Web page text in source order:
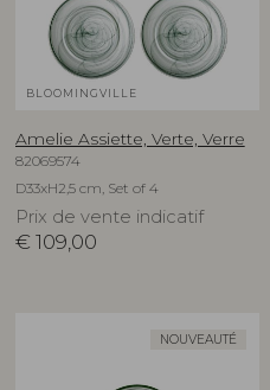
BLOOMINGVILLE
Amelie Assiette, Verte, Verre
82069574
D33xH2,5 cm, Set of 4
Prix de vente indicatif
€ 109,00
NOUVEAUTÉ